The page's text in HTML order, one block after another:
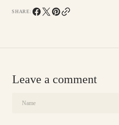
SHARE:
Leave a comment
Name